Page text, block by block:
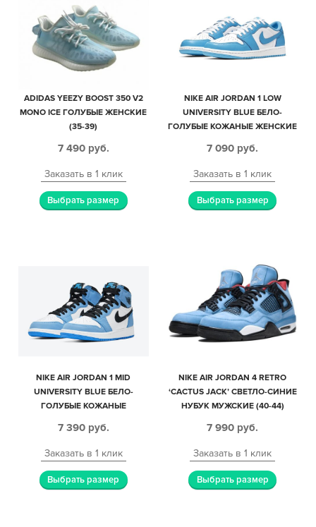
ADIDAS YEEZY BOOST 350 V2
MONO ICE ГОЛУБЫЕ ЖЕНСКИЕ
(35-39)
7 490 руб.
Заказать в 1 клик
Выбрать размер
NIKE AIR JORDAN 1 LOW
UNIVERSITY BLUE БЕЛО-
ГОЛУБЫЕ КОЖАНЫЕ ЖЕНСКИЕ
7 090 руб.
Заказать в 1 клик
Выбрать размер
NIKE AIR JORDAN 1 MID
UNIVERSITY BLUE БЕЛО-
ГОЛУБЫЕ КОЖАНЫЕ
7 390 руб.
Заказать в 1 клик
Выбрать размер
NIKE AIR JORDAN 4 RETRO
‘CACTUS JACK’ СВЕТЛО-СИНИЕ
НУБУК МУЖСКИЕ (40-44)
7 990 руб.
Заказать в 1 клик
Выбрать размер